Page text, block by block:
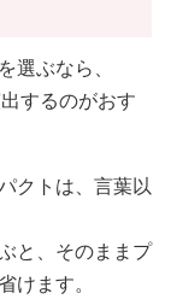
ぶなら、
するのがおす
クトは、言葉以
と、そのままプ
けます。